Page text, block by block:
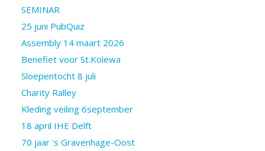
SEMINAR
25 juni PubQuiz
Assembly 14 maart 2026
Benefiet voor St.Kolewa
Sloepentocht 8 juli
Charity Ralley
Kleding veiling 6september
18 april IHE Delft
70 jaar 's Gravenhage-Oost